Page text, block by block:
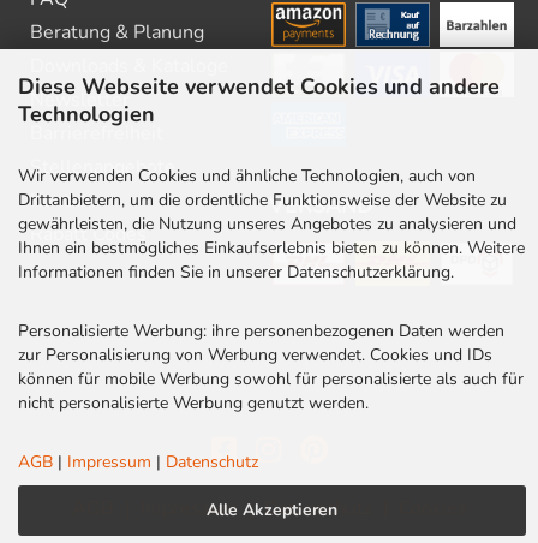
Diese Webseite verwendet Cookies und andere
Technologien
Wir verwenden Cookies und ähnliche Technologien, auch von
Drittanbietern, um die ordentliche Funktionsweise der Website zu
gewährleisten, die Nutzung unseres Angebotes zu analysieren und
Ihnen ein bestmögliches Einkaufserlebnis bieten zu können. Weitere
Informationen finden Sie in unserer Datenschutzerklärung.
Personalisierte Werbung: ihre personenbezogenen Daten werden
zur Personalisierung von Werbung verwendet. Cookies und IDs
können für mobile Werbung sowohl für personalisierte als auch für
nicht personalisierte Werbung genutzt werden.
AGB | Impressum | Datenschutz
Alle Akzeptieren
Beratung & Planung
Newsletter
Barrierefreiheit
Stellenangebote
Kontakt
Rabatt Codes
VERSAND
Impressum | Datenschutz